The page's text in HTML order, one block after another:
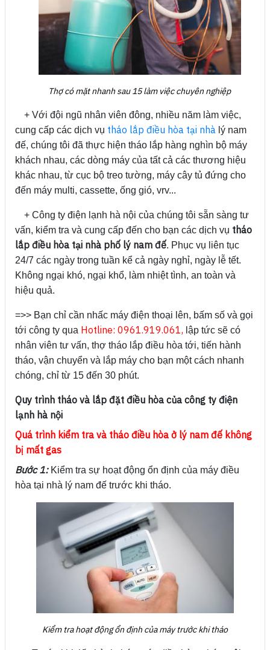
Thợ có mặt nhanh sau 15 làm việc chuyên nghiệp
+ Với đội ngũ nhân viên đông, nhiều năm làm việc,
cung cấp các dịch vụ tháo lắp điều hòa tại nhà lý nam
đế, chúng tôi đã thực hiện tháo lắp hàng nghìn bộ máy
khách nhau, các dòng máy của tất cả các thương hiệu
khác nhau, từ cục bộ treo tường, máy cây tủ đứng cho
đến máy multi, cassette, ống gió, vrv...
+ Công ty điện lạnh hà nội của chúng tôi sẵn sàng tư
vấn, kiểm tra và cung cấp đến cho bạn các dịch vụ tháo
lắp điều hòa tại nhà phố lý nam đế. Phục vụ liên tục
24/7 các ngày trong tuần kể cả ngày nghỉ, ngày lễ tết.
Không ngại khó, ngại khổ, làm nhiệt tình, an toàn và
hiệu quả.
=>> Bạn chỉ cần nhấc máy điện thoại lên, bấm số và gọi
tới công ty qua Hotline: 0961.919.061, lập tức sẽ có
nhân viên tư vấn, thợ tháo lắp điều hòa tới, tiến hành
tháo, vận chuyển và lắp máy cho bạn một cách nhanh
chóng, chỉ từ 15 đến 30 phút.
Quy trình tháo và lắp đặt điều hòa của công ty điện
lạnh hà nội
Quá trình kiểm tra và tháo điều hòa ở lý nam đế không
bị mất gas
Bước 1:Kiểm tra sự hoạt động ổn định của máy điều
hòa tại nhà lý nam đế trước khi tháo.
Kiểm tra hoạt động ổn định của máy trước khi tháo